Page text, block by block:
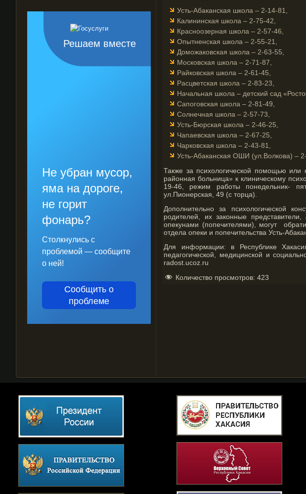
Решаем вместе
Не убран мусор,
яма на дороге,
не горит
фонарь?
Столкнулись с
проблемой — сообщите
о ней!
Сообщить о
проблеме
Усть-Абаканская школа – 2-14-81,
Калининская школа – 2-75-42,
Красноозерная школа – 2-57-46,
Опытненская школа – 2-55-21,
Доможаковская школа – 2-63-55,
Московская школа – 2-71-87,
Райковская школа – 2-61-45,
Расцветская школа – 2-83-23,
Начальная школа – детский сад
Сапоговская школа – 2-81-49,
Солнечная школа – 2-57-73,
Усть-Бюрская школа – 2-46-25,
Чапаевская школа – 2-67-25,
Чарковская школа – 2-43-81,
Усть-Абаканская ОШИ (ул.Волкова) –
Также за психологической помощью или
районная больница» к клиническому
19-46, режим работы понедельник-
ул.Пионерская, 49 (с торца).
Дополнительно за психологической
родителей, их законные
опекунами (попечителями), могут
отдела опеки и попечительства Усть-
Для информации: в Республике
педагогической, медицинской и
radost.ucoz.ru
Количество просмотров: 423